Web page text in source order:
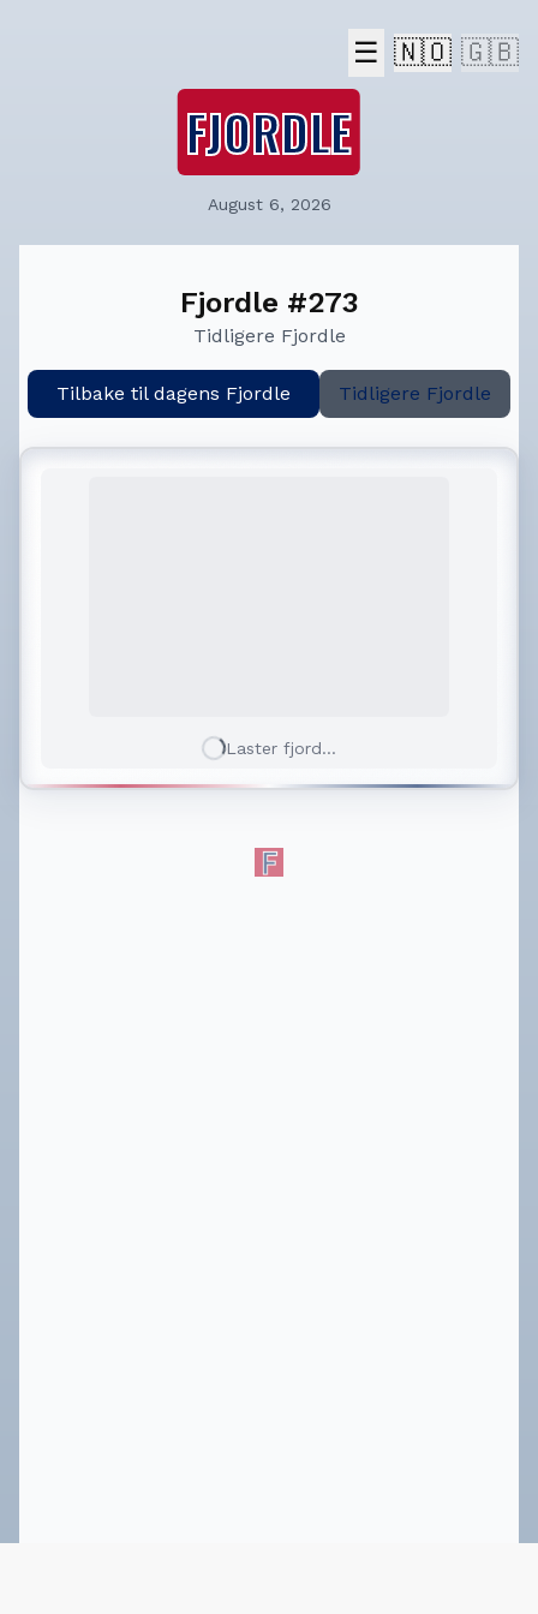
☰ 🇳🇴 🇬🇧
FJORDLE
August 6, 2026
Fjordle #273
Tidligere Fjordle
Tilbake til dagens Fjordle Tidligere Fjordle
Laster fjord...